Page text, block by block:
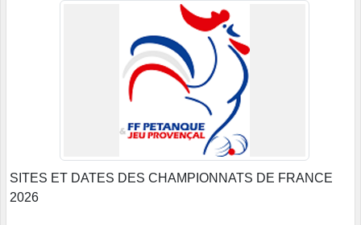
SITES ET DATES DES CHAMPIONNATS DE FRANCE
2026